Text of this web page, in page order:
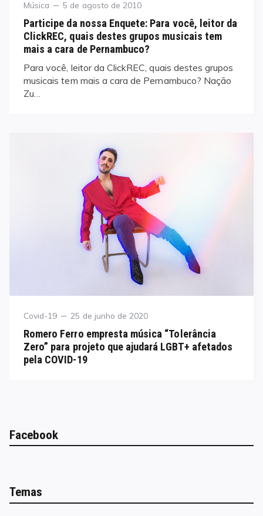
Category
Música
Posted
5 de agosto de 2010
Participe da nossa Enquete: Para você, leitor da
ClickREC, quais destes grupos musicais tem
mais a cara de Pernambuco?
Para você, leitor da ClickREC, quais destes grupos
musicais tem mais a cara de Pernambuco? Nação
Zu…
Category
Covid-19
Posted
25 de junho de 2020
Romero Ferro empresta música “Tolerância
Zero” para projeto que ajudará LGBT+ afetados
pela COVID-19
Facebook
Temas